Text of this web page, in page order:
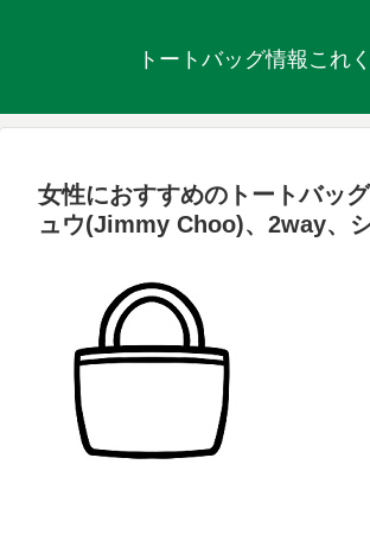
トートバッグ情報これ
女性におすすめのトートバッ
ュウ(Jimmy Choo)、2way、